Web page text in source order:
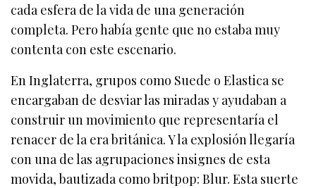
cada esfera de la vida de una generación
completa. Pero había gente que no estaba muy
contenta con este escenario.
En Inglaterra, grupos como Suede o Elastica se
encargaban de desviar las miradas y ayudaban a
construir un movimiento que representaría el
renacer de la era británica. Y la explosión llegaría
con una de las agrupaciones insignes de esta
movida, bautizada como britpop: Blur. Esta suerte